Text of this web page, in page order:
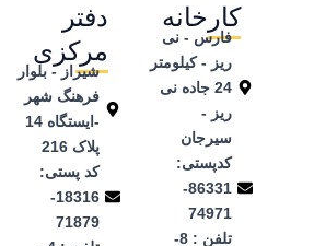
کارخانه
فارس - نی
ریز - کیلومتر
24 جاده نی
ریز -
سیرجان
کدپستی:
86331-
74971
تلفن ‌: 8-
دفتر
مرکزی
شیراز - بلوار
فرهنگ شهر
-ایستگاه 14
پلاک 216
کد پستی:
18316-
71879